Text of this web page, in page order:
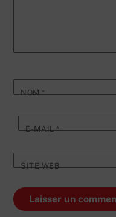
NOM*
E-MAIL*
SITE WEB